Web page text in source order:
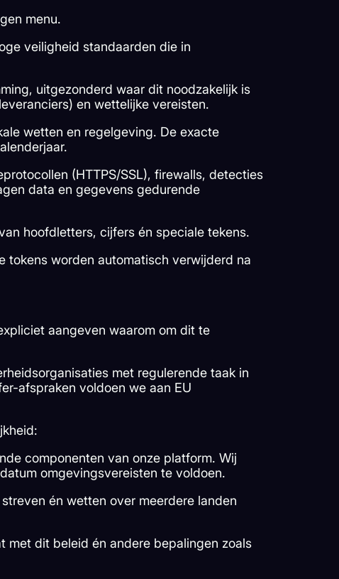
menu.
veiligheid standaarden die in
uitgezonderd waar dit noodzakelijk is
en wettelijke vereisten.
wetten en regelgeving. De exacte
(HTTPS/SSL), firewalls, detecties
data en gegevens gedurende
hoofdletters, cijfers én speciale tekens.
tokens worden automatisch verwijderd na
aangeven waarom om dit te
met regulerende taak in
afspraken voldoen we aan EU
componenten van onze platform. Wij
omgevingsvereisten te voldoen.
én wetten over meerdere landen
met dit beleid én andere bepalingen zoals